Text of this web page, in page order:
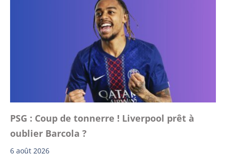
PSG : Coup de tonnerre ! Liverpool prêt à
oublier Barcola ?
6 août 2026